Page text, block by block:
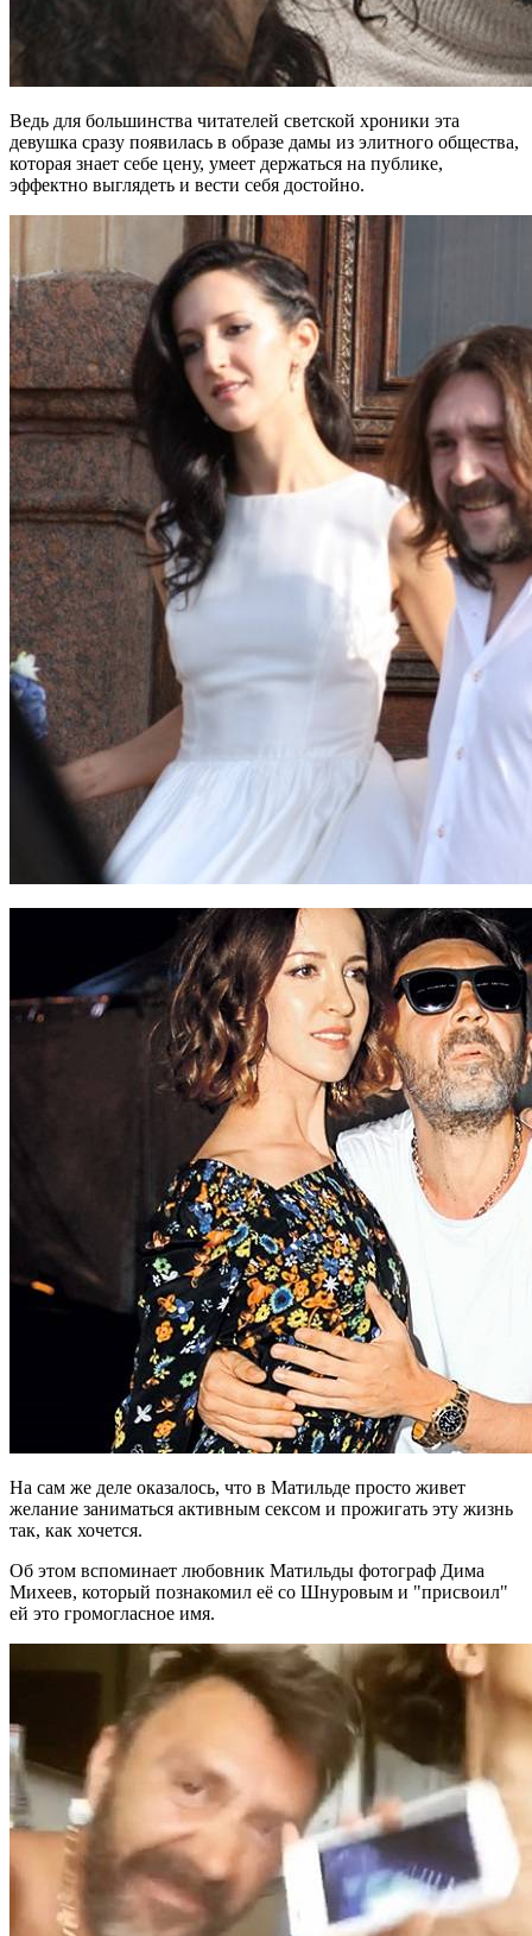
Ведь для большинства читателей светской хроники эта
девушка сразу появилась в образе дамы из элитного общества,
которая знает себе цену, умеет держаться на публике,
эффектно выглядеть и вести себя достойно.
На сам же деле оказалось, что в Матильде просто живет
желание заниматься активным сексом и прожигать эту жизнь
так, как хочется.
Об этом вспоминает любовник Матильды фотограф Дима
Михеев, который познакомил её со Шнуровым и "присвоил"
ей это громогласное имя.